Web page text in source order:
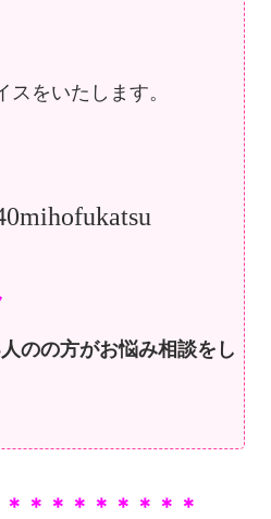
スをいたします。
のの方がお悩み相談をし
＊＊＊＊＊＊＊＊＊